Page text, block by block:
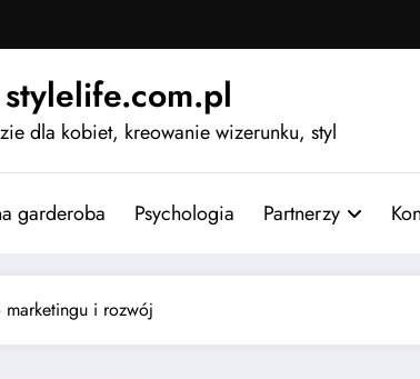
stylelife.com.pl
dla kobiet, kreowanie wizerunku, styl
garderoba Psychologia Partnerzy
i rozwój